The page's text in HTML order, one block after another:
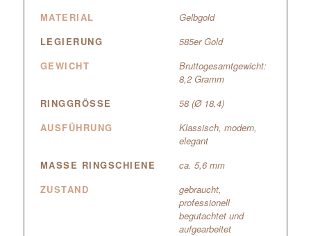
MATERIAL
Gelbgold
LEGIERUNG
585er Gold
GEWICHT
Bruttogesamtgewicht:
8,2 Gramm
RINGGRÖSSE
58 (Ø 18,4)
AUSFÜHRUNG
Klassisch, modern,
elegant
MASSE RINGSCHIENE
ca. 5,6 mm
ZUSTAND
gebraucht,
professionell
begutachtet und
aufgearbeitet